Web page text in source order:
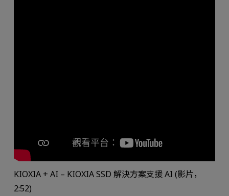
KIOXIA + AI – KIOXIA SSD 解決方案支援 AI (影片，
2:52)